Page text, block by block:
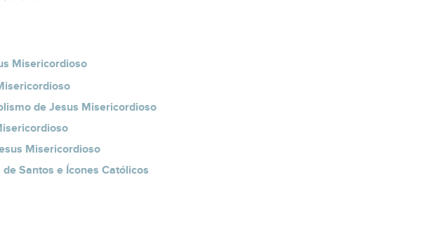
Misericordioso
de Jesus Misericordioso
Misericordioso
Santos e Ícones Católicos